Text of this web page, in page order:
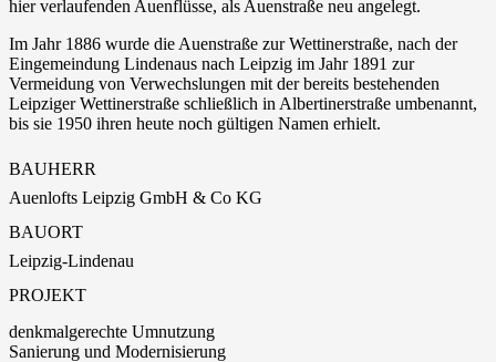
hier verlaufenden Auenflüsse, als Auenstraße neu angelegt.
Im Jahr 1886 wurde die Auenstraße zur Wettinerstraße, nach der
Eingemeindung Lindenaus nach Leipzig im Jahr 1891 zur
Vermeidung von Verwechslungen mit der bereits bestehenden
Leipziger Wettinerstraße schließlich in Albertiner­straße umbenannt,
bis sie 1950 ihren heute noch gültigen Namen erhielt.
BAUHERR
Auenlofts Leipzig GmbH & Co KG
BAUORT
Leipzig-Lindenau
PROJEKT
denkmalgerechte Umnutzung
Sanierung und Modernisierung